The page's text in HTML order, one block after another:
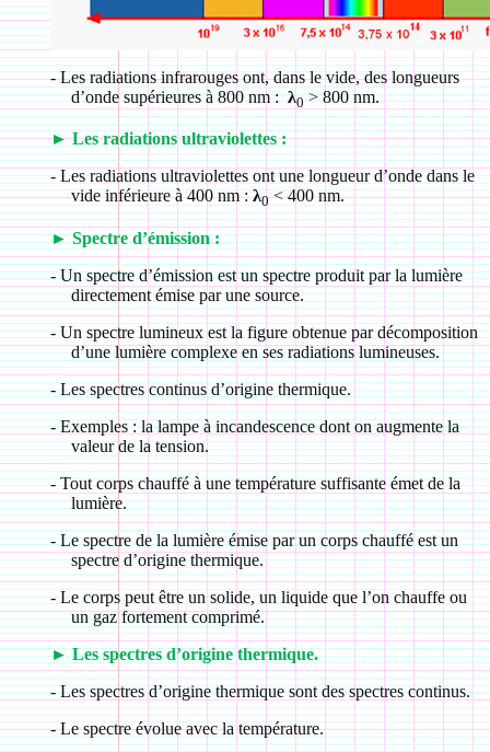
- Les radiations infrarouges ont, dans le vide, des longueurs
d’onde supérieures à 800 nm :λ0> 800 nm.
► Les radiations ultraviolettes :
- Les radiations ultraviolettes ont une longueur d’onde dans le
vide inférieure à 400 nm :λ0< 400 nm.
► Spectre d’émission :
- Un spectre d’émission est un spectre produit par la lumière
directement émise par une source.
- Un spectre lumineux est la figure obtenue par décomposition
d’une lumière complexe en ses radiations lumineuses.
- Les spectres continus d’origine thermique.
- Exemples : la lampe à incandescence dont on augmente la
valeur de la tension.
- Tout corps chauffé à une température suffisante émet de la
lumière.
- Le spectre de la lumière émise par un corps chauffé est un
spectre d’origine thermique.
- Le corps peut être un solide, un liquide que l’on chauffe ou
un gaz fortement comprimé.
► Les spectres d’origine thermique.
- Les spectres d’origine thermique sont des spectres continus.
- Le spectre évolue avec la température.